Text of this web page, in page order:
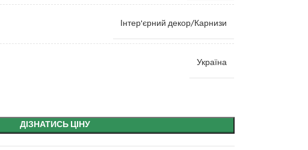
Інтер'єрний декор/Карнизи
Україна
ДІЗНАТИСЬ ЦІНУ